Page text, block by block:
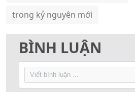
trong kỷ nguyên mới
BÌNH LUẬN